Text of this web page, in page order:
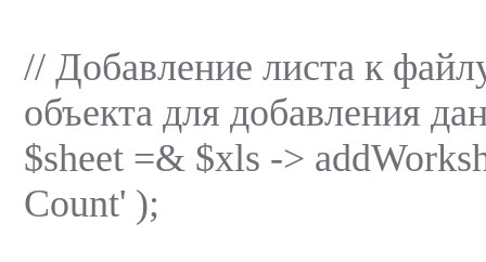
// Добавление листа к
объекта для добавления
$sheet =& $xls ->
Count' );